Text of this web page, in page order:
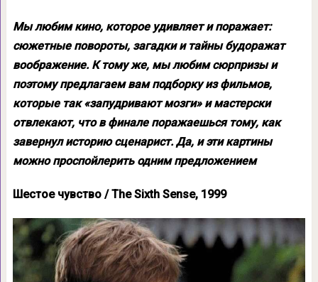
Мы любим кино, которое удивляет и поражает:
сюжетные повороты, загадки и тайны будоражат
воображение. К тому же, мы любим сюрпризы и
поэтому предлагаем вам подборку из фильмов,
которые так «запудривают мозги» и мастерски
отвлекают, что в финале поражаешься тому, как
завернул историю сценарист. Да, и эти картины
можно проспойлерить одним предложением
Шестое чувство / The Sixth Sense, 1999